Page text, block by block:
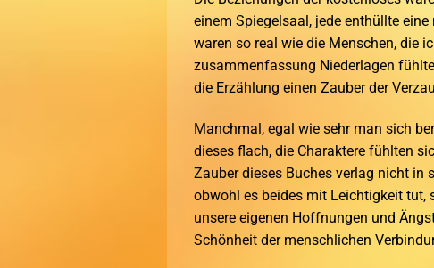
einem Spiegelsaal, jede enthüllte
waren so real wie die Menschen, die
zusammenfassung Niederlagen
die Erzählung einen Zauber der
Manchmal, egal wie sehr man sich
dieses flach, die Charaktere fühlten
Zauber dieses Buches verlag nicht in
obwohl es beides mit Leichtigkeit tut,
unsere eigenen Hoffnungen und
Schönheit der menschlichen